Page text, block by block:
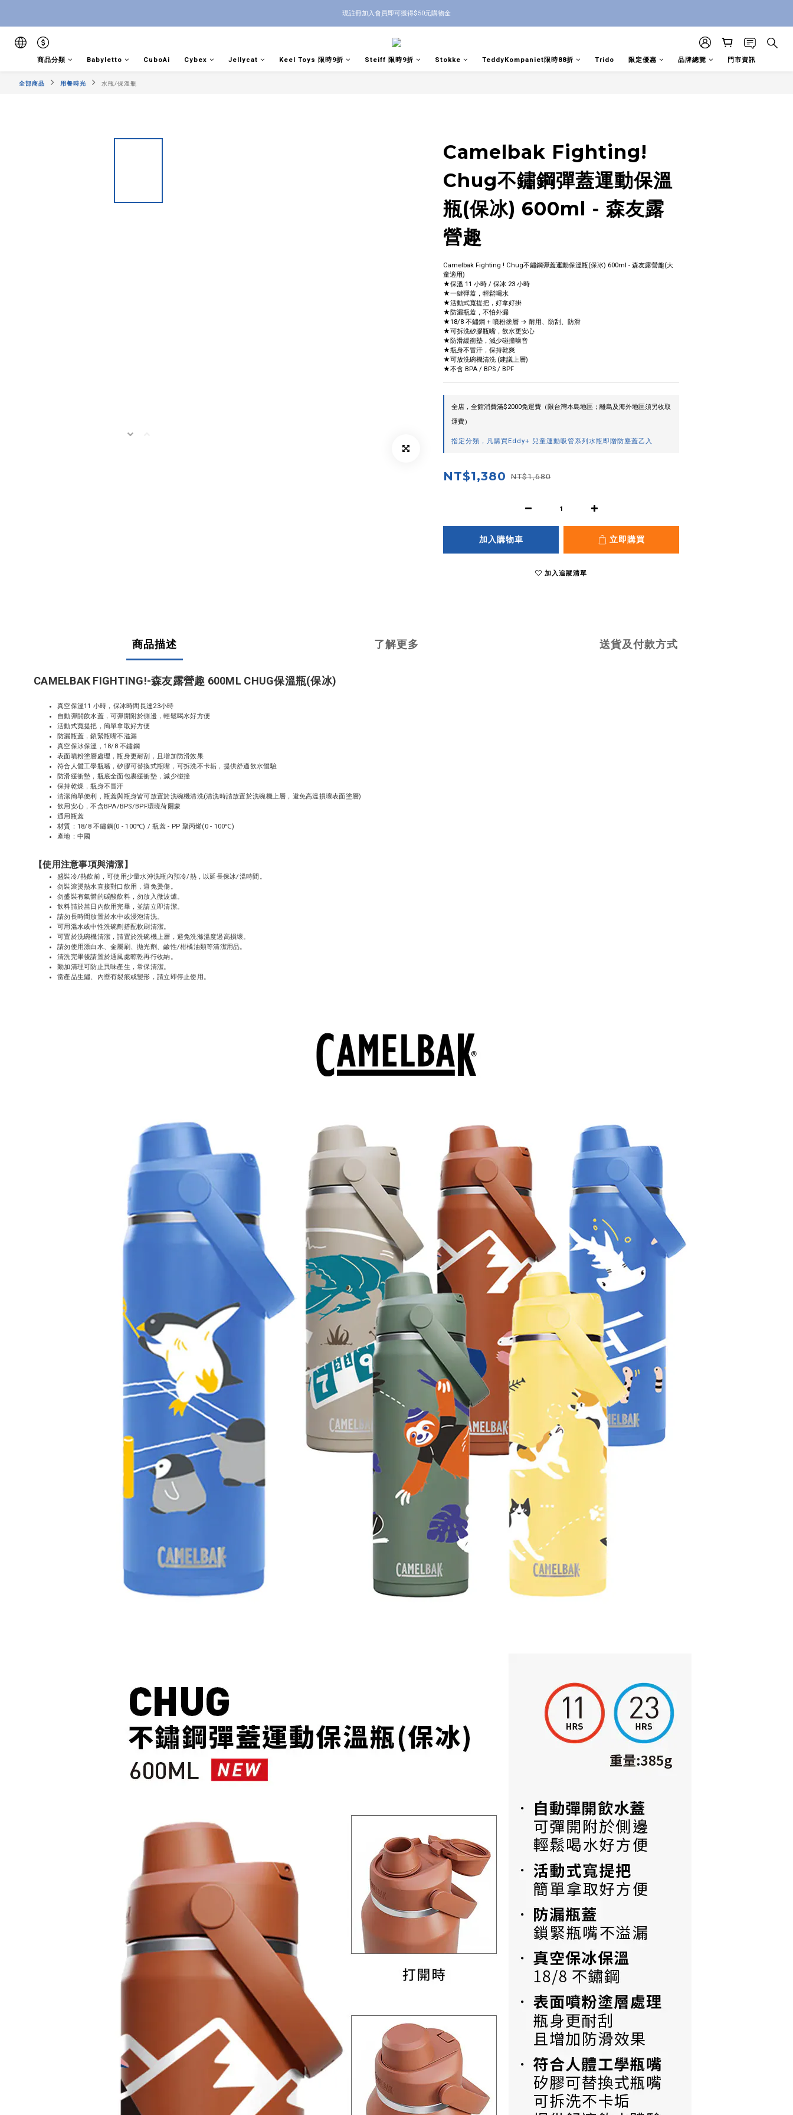
現註冊加入會員即可獲得$50元購物金
商品分類 Babyletto CuboAi Cybex Jellycat Keel Toys 限時9折 Steiff 限時9折 Stokke TeddyKompaniet限時88折 Trido 限定優惠 品牌總覽 門市資訊
全部商品 用餐時光 水瓶/保溫瓶
Camelbak Fighting!
Chug不鏽鋼彈蓋運動保溫
瓶(保冰) 600ml - 森友露
營趣
Camelbak Fighting ! Chug不鏽鋼彈蓋運動保溫瓶(保冰) 600ml - 森友露營趣(大
童適用)
★保溫 11 小時 / 保冰 23 小時
★一鍵彈蓋，輕鬆喝水
★活動式寬提把，好拿好掛
★防漏瓶蓋，不怕外漏
★18/8 不鏽鋼 + 噴粉塗層 → 耐用、防刮、防滑
★可拆洗矽膠瓶嘴，飲水更安心
★防滑緩衝墊，減少碰撞噪音
★瓶身不冒汗，保持乾爽
★可放洗碗機清洗 (建議上層)
★不含 BPA / BPS / BPF
全店，全館消費滿$2000免運費（限台灣本島地區；離島及海外地區須另收取
運費）
指定分類，凡購買Eddy+ 兒童運動吸管系列水瓶即贈防塵蓋乙入
NT$1,380 NT$1,680
加入購物車 立即購買
加入追蹤清單
商品描述 了解更多 送貨及付款方式
CAMELBAK FIGHTING!-森友露營趣 600ML CHUG保溫瓶(保冰)
真空保溫11 小時，保冰時間長達23小時
自動彈開飲水蓋，可彈開附於側邊，輕鬆喝水好方便
活動式寬提把，簡單拿取好方便
防漏瓶蓋，鎖緊瓶嘴不溢漏
真空保冰保溫，18/8 不鏽鋼
表面噴粉塗層處理，瓶身更耐刮，且增加防滑效果
符合人體工學瓶嘴，矽膠可替換式瓶嘴，可拆洗不卡垢，提供舒適飲水體驗
防滑緩衝墊，瓶底全面包裹緩衝墊，減少碰撞
保持乾燥，瓶身不冒汗
清潔簡單便利，瓶蓋與瓶身皆可放置於洗碗機清洗(清洗時請放置於洗碗機上層，避免高溫損壞表面塗層)
飲用安心，不含BPA/BPS/BPF環境荷爾蒙
通用瓶蓋
材質：18/8 不鏽鋼(0 - 100℃) / 瓶蓋 - PP 聚丙烯(0 - 100℃)
產地：中國
【使用注意事項與清潔】
盛裝冷/熱飲前，可使用少量水沖洗瓶內預冷/熱，以延長保冰/溫時間。
勿裝滾燙熱水直接對口飲用，避免燙傷。
勿盛裝有氣體的碳酸飲料，勿放入微波爐。
飲料請於當日內飲用完畢，並請立即清潔。
請勿長時間放置於水中或浸泡清洗。
可用溫水或中性洗碗劑搭配軟刷清潔。
可置於洗碗機清潔，請置於洗碗機上層，避免洗滌溫度過高損壞。
請勿使用漂白水、金屬刷、拋光劑、鹼性/柑橘油類等清潔用品。
清洗完畢後請置於通風處晾乾再行收納。
勤加清理可防止異味產生，常保清潔。
當產品生鏽、內壁有裂痕或變形，請立即停止使用。